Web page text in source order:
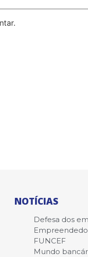
NOTÍCIAS
Defesa dos
FUNCEF
Mundo